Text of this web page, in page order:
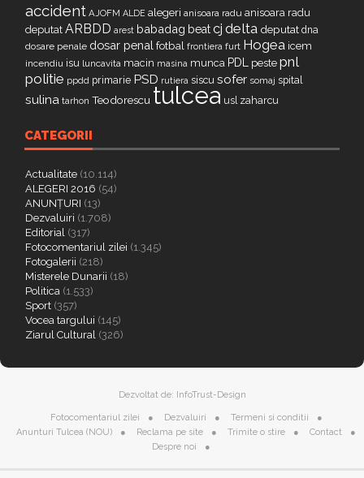
accident AJOFM ALDE alegeri anisoara radu anisoara radu
deputat ARBDD arest babadag beatcj delta deputat dna
dosare penale dosar penal fotbal frontiera furt Hogea icem
incendiu isu luncavita macin masina munca PDL peste pnl
politie ppdd primarie PSD rutiera siscu sofer somaj spital
sulina tarhon Teodorescu tulcea usl zaharcu
CATEGORII
Actualitate (10.114)
ALEGERI 2016 (54)
ANUNȚURI (13)
Dezvaluiri (1.708)
Editorial (317)
Fotocomentariul zilei (1.345)
Fotogalerii (218)
Misterele Dunarii (18)
Politica (1.533)
Sport (357)
Vocea targului (145)
Ziarul Cultural (326)
Dezvoltat de: InfoTrust-Design
Fotocomentariul zilei Dezvaluiri
Termeni si conditii
Anunturi Tulcea (NOU)
Reclama pe site Trimite o stire
Contact
Despre noi